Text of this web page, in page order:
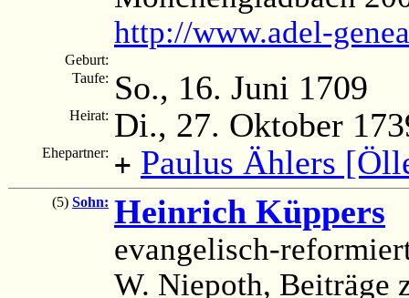
http://www.adel-
Geburt:
Taufe: So., 16. Juni 1709
Heirat: Di., 27. Oktober
Ehepartner: + Paulus Ählers
(5) Sohn: Heinrich Küppers
evangelisch-
W. Niepoth, Beiträge